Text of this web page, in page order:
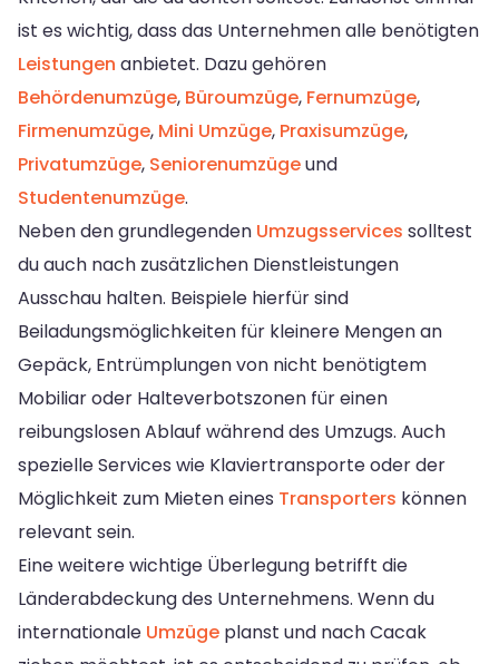
ist es wichtig, dass das Unternehmen alle benötigten
Leistungen anbietet. Dazu gehören
Behördenumzüge, Büroumzüge, Fernumzüge,
Firmenumzüge, Mini Umzüge, Praxisumzüge,
Privatumzüge, Seniorenumzügeund
Studentenumzüge.
Neben den grundlegenden Umzugsservices solltest
du auch nach zusätzlichen Dienstleistungen
Ausschau halten. Beispiele hierfür sind
Beiladungsmöglichkeiten für kleinere Mengen an
Gepäck, Entrümplungen von nicht benötigtem
Mobiliar oder Halteverbotszonen für einen
reibungslosen Ablauf während des Umzugs. Auch
spezielle Services wie Klaviertransporte oder der
Möglichkeit zum Mieten eines Transporters können
relevant sein.
Eine weitere wichtige Überlegung betrifft die
Länderabdeckung des Unternehmens. Wenn du
internationale Umzüge planst und nach Cacak